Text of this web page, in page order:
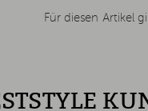
Für diesen Artikel